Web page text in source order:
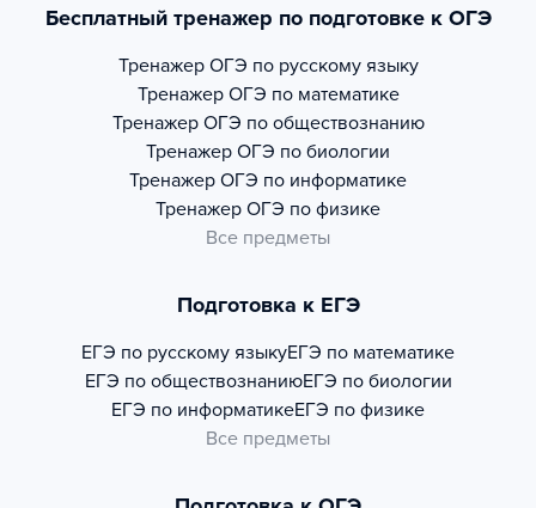
Бесплатный тренажер по подготовке к ОГЭ
Тренажер ОГЭ по русскому языку
Тренажер ОГЭ по математике
Тренажер ОГЭ по обществознанию
Тренажер ОГЭ по биологии
Тренажер ОГЭ по информатике
Тренажер ОГЭ по физике
Все предметы
Подготовка к ЕГЭ
ЕГЭ по русскому языкуЕГЭ по математике
ЕГЭ по обществознаниюЕГЭ по биологии
ЕГЭ по информатикеЕГЭ по физике
Все предметы